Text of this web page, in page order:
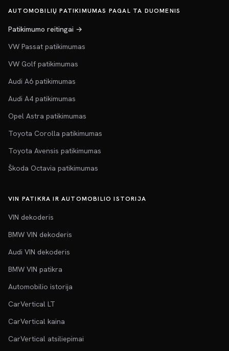
AUTOMOBILIŲ PATIKIMUMAS PAGAL TA DUOMENIS
Patikimumo reitingai →
VW Passat patikimumas
VW Golf patikimumas
Audi A6 patikimumas
Audi A4 patikimumas
Opel Astra patikimumas
Toyota Corolla patikimumas
Toyota Avensis patikimumas
Škoda Octavia patikimumas
VIN PATIKRA IR AUTOMOBILIO ISTORIJA
VIN dekoderis
BMW VIN dekoderis
Audi VIN dekoderis
BMW VIN patikra
Automobilio istorija
CarVertical LT
CarVertical kaina
CarVertical atsiliepimai